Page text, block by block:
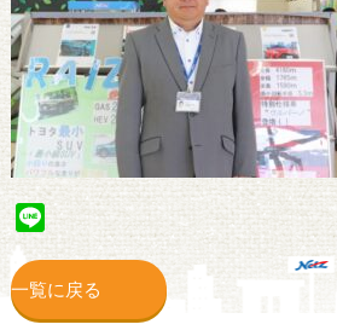
Line
一覧に戻る